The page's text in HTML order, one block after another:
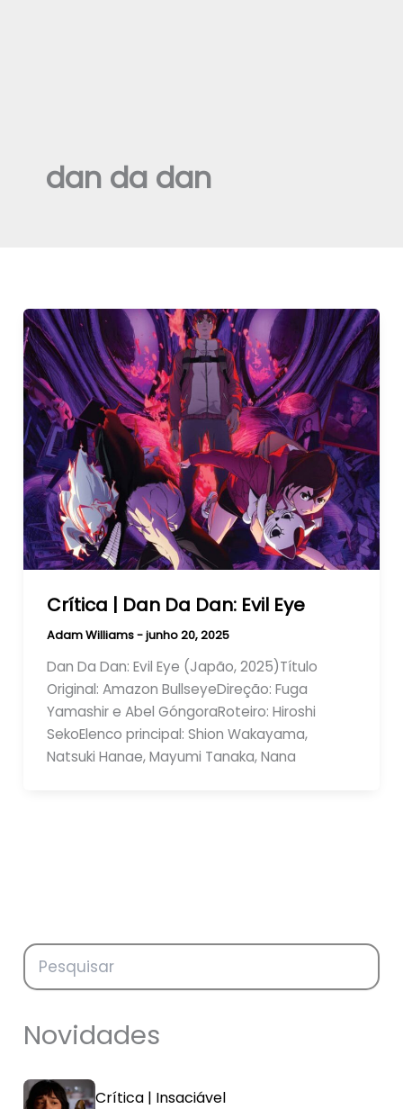
dan da dan
Crítica | Dan Da Dan: Evil Eye
Adam Williams-junho 20, 2025
Dan Da Dan: Evil Eye (Japão, 2025)Título
Original: Amazon BullseyeDireção: Fuga
Yamashir e Abel GóngoraRoteiro: Hiroshi
SekoElenco principal: Shion Wakayama,
Natsuki Hanae, Mayumi Tanaka, Nana
Novidades
Crítica | Insaciável